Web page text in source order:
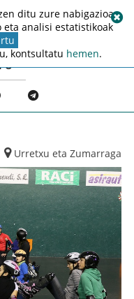
Urretxu eta Zumarraga
ditu zure nabigazioa
analisi estatistikoak
kontsultatu hemen.